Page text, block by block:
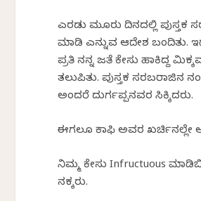
ಎರಡು ಮೂರು ದಿನದಲ್ಲಿ ಪುಸ್ತಕ
ಮಾಡಿ ಎನ್ನುವ ಆದೇಶ ಬಂದಿತು.
ಪ್ರತಿ ನನ್ನ ಜತೆ ಕೇಸು ಹಾಕಿದ್ದ
ತಲುಪಿತು. ಪುಸ್ತಕ ಸರಬರಾಜಿನ
ಅಂದರೆ ದುರ್ಗಪ್ಪನವರ ಸಿಕ್ಕಿದರು.
ಈಗಲೂ ಕಾಫಿ ಅವರ ಖರ್ಚಿನಲ್ಲೇ
ನಿಮ್ಮ ಕೇಸು Infructuous
ನಕ್ಕರು.